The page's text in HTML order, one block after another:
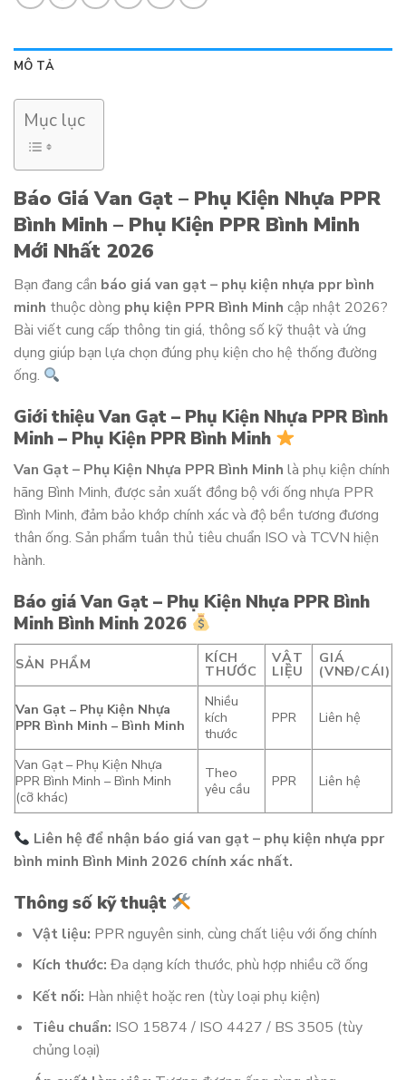
MÔ TẢ
Mục lục
Báo Giá Van Gạt – Phụ Kiện Nhựa PPR
Bình Minh – Phụ Kiện PPR Bình Minh
Mới Nhất 2026
Bạn đang cần báo giá van gạt – phụ kiện nhựa ppr bình
minh thuộc dòng phụ kiện PPR Bình Minh cập nhật 2026?
Bài viết cung cấp thông tin giá, thông số kỹ thuật và ứng
dụng giúp bạn lựa chọn đúng phụ kiện cho hệ thống đường
ống.
Giới thiệu Van Gạt – Phụ Kiện Nhựa PPR Bình
Minh – Phụ Kiện PPR Bình Minh
Van Gạt – Phụ Kiện Nhựa PPR Bình Minh là phụ kiện chính
hãng Bình Minh, được sản xuất đồng bộ với ống nhựa PPR
Bình Minh, đảm bảo khớp chính xác và độ bền tương đương
thân ống. Sản phẩm tuân thủ tiêu chuẩn ISO và TCVN hiện
hành.
Báo giá Van Gạt – Phụ Kiện Nhựa PPR Bình
Minh Bình Minh 2026
SẢN PHẨM KÍCH
THƯỚC
VẬT
LIỆU
GIÁ
(VNĐ/CÁI)
Van Gạt – Phụ Kiện Nhựa
PPR Bình Minh – Bình Minh
Nhiều
kích
thước
PPR Liên hệ
Van Gạt – Phụ Kiện Nhựa
PPR Bình Minh – Bình Minh
(cỡ khác)
Theo
yêu cầu
PPR Liên hệ
Liên hệ để nhận báo giá van gạt – phụ kiện nhựa ppr
bình minh Bình Minh 2026 chính xác nhất.
Thông số kỹ thuật
Vật liệu: PPR nguyên sinh, cùng chất liệu với ống chính
Kích thước: Đa dạng kích thước, phù hợp nhiều cỡ ống
Kết nối: Hàn nhiệt hoặc ren (tùy loại phụ kiện)
Tiêu chuẩn: ISO 15874 / ISO 4427 / BS 3505 (tùy
chủng loại)